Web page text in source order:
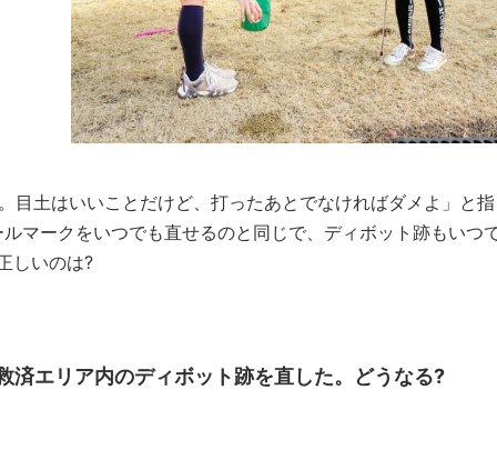
目土はいいことだけど、打ったあとでなければダメよ」と指
マークをいつでも直せるのと同じで、ディボット跡もいつ
しいのは?
済エリア内のディボット跡を直した。どうなる?